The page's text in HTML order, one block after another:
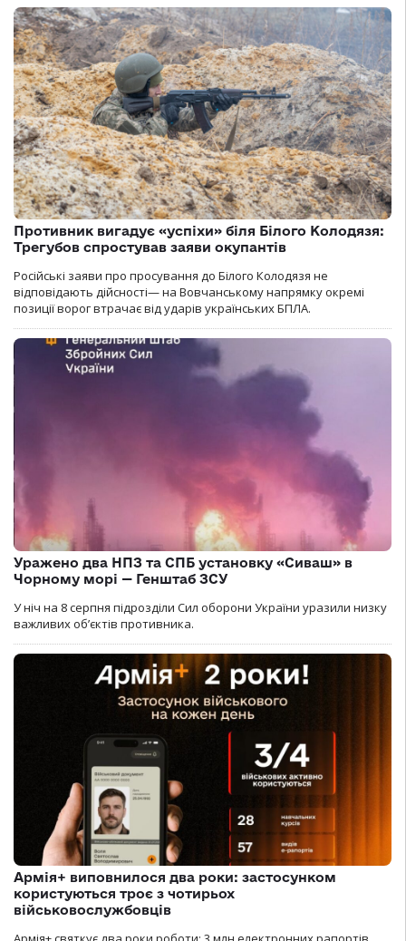
Противник вигадує «успіхи» біля Білого Колодязя:
Трегубов спростував заяви окупантів
Російські заяви про просування до Білого Колодязя не
відповідають дійсності— на Вовчанському напрямку окремі
позиції ворог втрачає від ударів українських БПЛА.
Уражено два НПЗ та СПБ установку «Сиваш» в
Чорному морі — Генштаб ЗСУ
У ніч на 8 серпня підрозділи Сил оборони України уразили низку
важливих об’єктів противника.
Армія+ виповнилося два роки: застосунком
користуються троє з чотирьох
військовослужбовців